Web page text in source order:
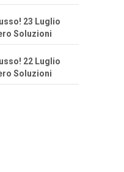
23 Luglio
Soluzioni
22 Luglio
Soluzioni